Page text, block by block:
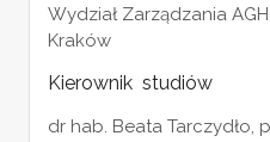
Wydział Zarządzania
Kraków
Kierownik studiów
dr hab. Beata Tarczydło,